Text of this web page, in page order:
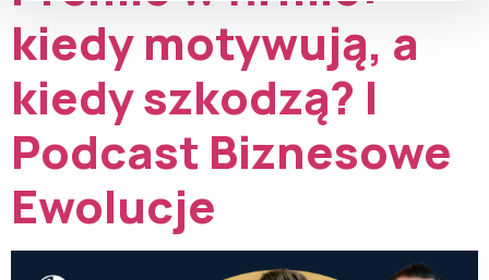
kiedy motywują, a
kiedy szkodzą? |
Podcast Biznesowe
Ewolucje